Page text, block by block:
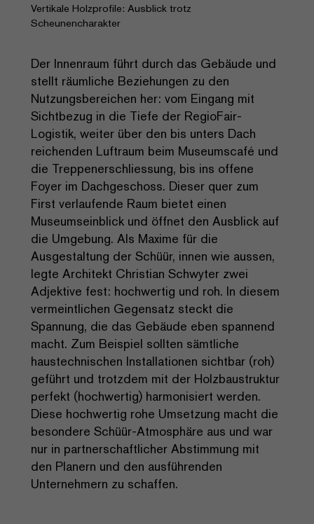
Vertikale Holzprofile: Ausblick trotz
Scheunencharakter
Der Innenraum führt durch das Gebäude und
stellt räumliche Beziehungen zu den
Nutzungsbereichen her: vom Eingang mit
Sichtbezug in die Tiefe der RegioFair-
Logistik, weiter über den bis unters Dach
reichenden Luftraum beim Museumscafé und
die Treppenerschliessung, bis ins offene
Foyer im Dachgeschoss. Dieser quer zum
First verlaufende Raum bietet einen
Museumseinblick und öffnet den Ausblick auf
die Umgebung. Als Maxime für die
Ausgestaltung der Schüür, innen wie aussen,
legte Architekt Christian Schwyter zwei
Adjektive fest: hochwertig und roh. In diesem
vermeintlichen Gegensatz steckt die
Spannung, die das Gebäude eben spannend
macht. Zum Beispiel sollten sämtliche
haustechnischen Installationen sichtbar (roh)
geführt und trotzdem mit der Holzbaustruktur
perfekt (hochwertig) harmonisiert werden.
Diese hochwertig rohe Umsetzung macht die
besondere Schüür-Atmosphäre aus und war
nur in partnerschaftlicher Abstimmung mit
den Planern und den ausführenden
Unternehmern zu schaffen.